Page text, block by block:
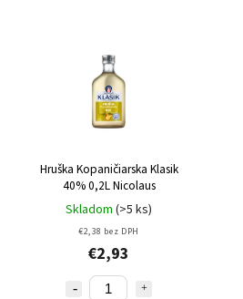
Najpredávanejšie
Hruška Kopaničiarska Klasik
40% 0,2L Nicolaus
Skladom (>5 ks)
€2,38 bez DPH
€2,93